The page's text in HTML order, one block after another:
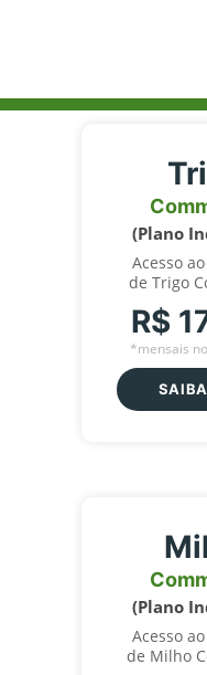
(Plano
Acesso
de Trigo
R$
*mensais
(Plano
Acesso
de Milho